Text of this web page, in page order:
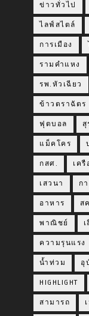
ข่าวทั่วไป
ไลฟ์สไตล์
การเมือง
รามคำแหง
รพ.หัวเฉียว
ข้าวตราฉัตร
ฟุตบอล สุ
แม็คโคร
กสศ. เค
เสวนา ก
อาหาร ส
พาณิชย์
ความรุนแรง
น้ำท่วม อุ
HIGHLIGHT
สามารถ